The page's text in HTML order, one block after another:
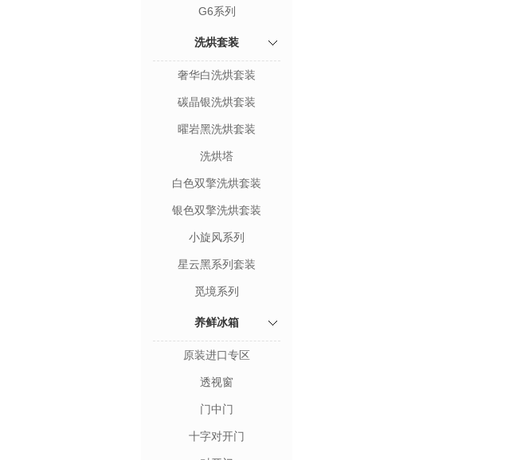
G6系列
洗烘套装
奢华白洗烘套装
碳晶银洗烘套装
曜岩黑洗烘套装
洗烘塔
白色双擎洗烘套装
银色双擎洗烘套装
小旋风系列
星云黑系列套装
觅境系列
养鲜冰箱
原装进口专区
透视窗
门中门
十字对开门